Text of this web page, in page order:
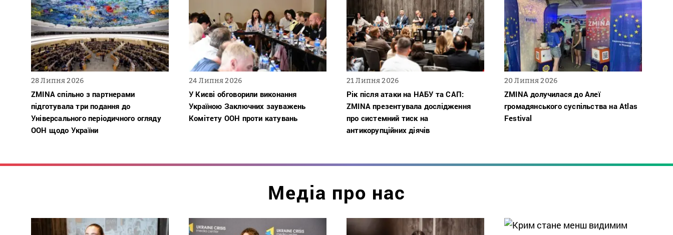
28 Липня 2026
ZMINA спільно з партнерами
підготувала три подання до
Універсального періодичного огляду
ООН щодо України
24 Липня 2026
У Києві обговорили виконання
Україною Заключних зауважень
Комітету ООН проти катувань
21 Липня 2026
Рік після атаки на НАБУ та САП:
ZMINA презентувала дослідження
про системний тиск на
антикорупційних діячів
20 Липня 2026
ZMINA долучилася до Алеї
громадянського суспільства на Atlas
Festival
Медіа про нас